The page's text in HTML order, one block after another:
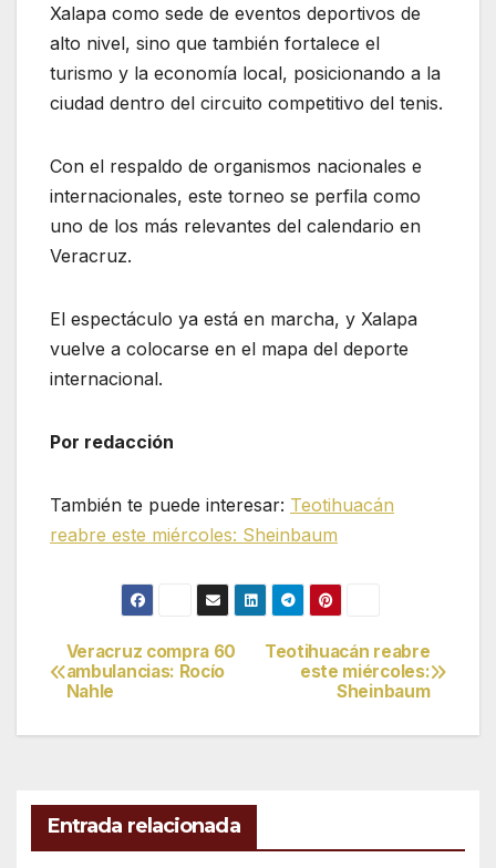
Xalapa como sede de eventos deportivos de
alto nivel, sino que también fortalece el
turismo y la economía local, posicionando a la
ciudad dentro del circuito competitivo del tenis.
Con el respaldo de organismos nacionales e
internacionales, este torneo se perfila como
uno de los más relevantes del calendario en
Veracruz.
El espectáculo ya está en marcha, y Xalapa
vuelve a colocarse en el mapa del deporte
internacional.
Por redacción
También te puede interesar: Teotihuacán
reabre este miércoles: Sheinbaum
Navegación
de
Teotihuacán reabre
este miércoles:
Sheinbaum
Veracruz compra 60
ambulancias: Rocío
Nahle
Entrada relacionada